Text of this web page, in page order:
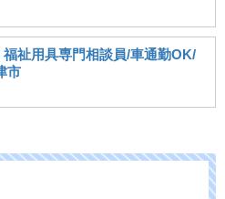
祉用具専門相談員/車通勤OK/
市